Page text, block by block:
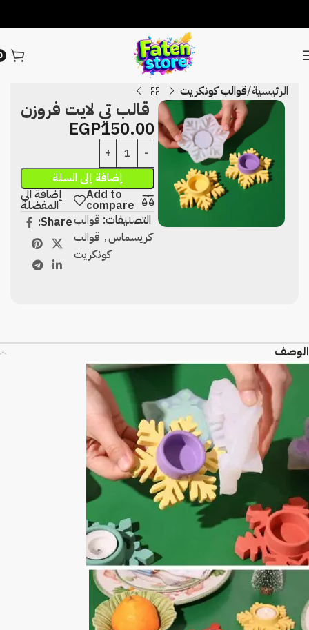
الرئيسية قوالب كونكريت
قالب تي لايت فروزن
EGP150.00
إضافة إلى السلة
Add to
compare
إضافة الى
المفضلة
التصنيفات: قوالب
كريسماس, قوالب
كونكريت
Share:
الوصف